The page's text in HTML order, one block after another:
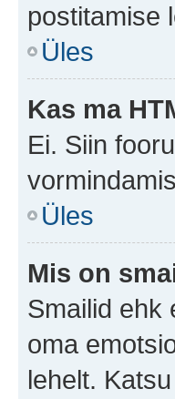
postitamise
Üles
Kas ma
Ei. Siin
Üles
Mis on
Smailid ehk
oma
lehelt.